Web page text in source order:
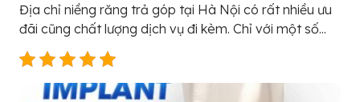
Địa chỉ niềng răng trả góp tại Hà Nội có rất nhiều ưu
đãi cũng chất lượng dịch vụ đi kèm. Chỉ với một số...